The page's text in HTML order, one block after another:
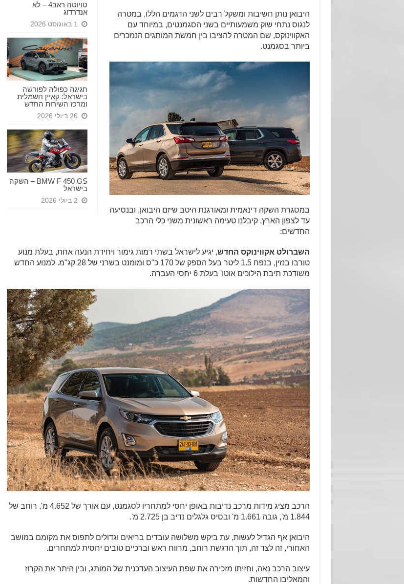
טויוטה ראב4 – לא
אנדרדוג
1 באוגוסט 2026
חגיגה כפולה לפורשה
בישראל: קאיין חשמלית
ומרכז השירות החדש
26 ביולי 2026
BMW F 450 GS – השקה
בישראל
2 ביולי 2026
היבואן נותן חשיבות ומשקל רבים לשני הדגמים הללו, במטרה
לנגוס נתחי שוק משמעותיים בשני הסגמנטים, במיוחד עם
האקווינוקס, שם המטרה להציבו בין חמשת המותגים הנמכרים
ביותר בסגמנט.
במסגרת השקה דינאמית ומאורגנת היטב שיזם היבואן, ובנסיעה
עד לצפון הארץ, קיבלנו טעימה ראשונית משני כלי הרכב
החדשים:
השברולט אקווינוקס החדש, יגיע לישראל בשתי רמות גימור ויחידת הנעה אחת, בעלת מנוע
טורבו בנזין, בנפח 1.5 ליטר בעל הספק של 170 כ"ס ומומנט בשרני של 28 קג"מ. למנוע החדש
משודכת תיבת הילוכים אוטו' בעלת 6 יחסי העברה.
הרכב מציג מידות מרכב נדיבות באופן יחסי למתחריו לסגמנט, עם אורך של 4.652 מ', רוחב של
1.844 מ', גובה 1.661 מ' ובסיס גלגלים נדיב בן 2.725 מ'.
היבואן אף הגדיל לעשות, עת ביקש משלושה עובדים בריאים וגדולים לתפוס את מקומם במושב
האחורי, זה לצד זה, תוך הדגשת רוחב, מרווח ראש וברכיים טובים יחסית למתחרים.
עיצוב הרכב נאה, וחזיתו מזכירה את שפת העיצוב העדכנית של המותג, ובין היתר את הקרוז
והמאליבו החדשות.